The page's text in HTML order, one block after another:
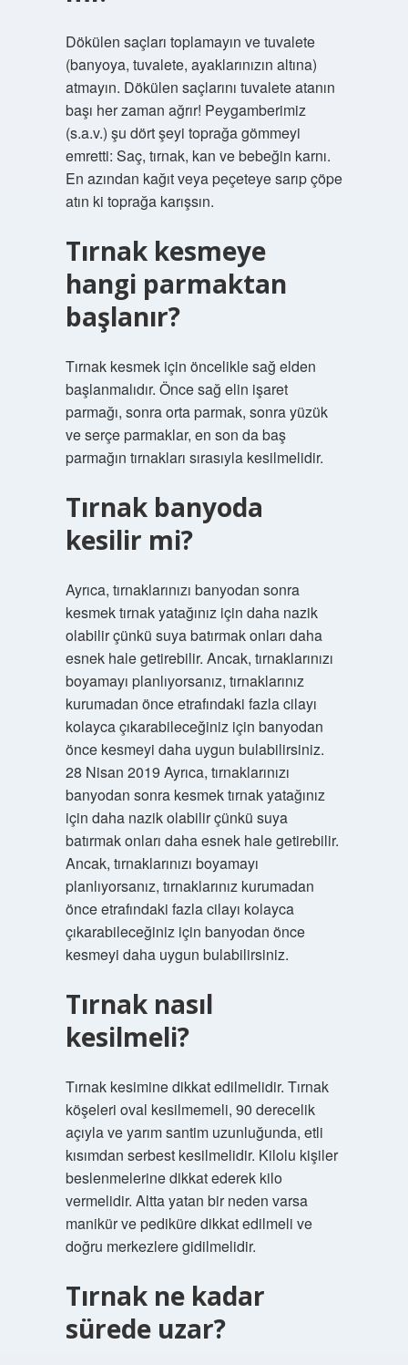
Dökülen saçları toplamayın ve tuvalete
(banyoya, tuvalete, ayaklarınızın altına)
atmayın. Dökülen saçlarını tuvalete atanın
başı her zaman ağrır! Peygamberimiz
(s.a.v.) şu dört şeyi toprağa gömmeyi
emretti: Saç, tırnak, kan ve bebeğin karnı.
En azından kağıt veya peçeteye sarıp çöpe
atın ki toprağa karışsın.
Tırnak kesmeye
hangi parmaktan
başlanır?
Tırnak kesmek için öncelikle sağ elden
başlanmalıdır. Önce sağ elin işaret
parmağı, sonra orta parmak, sonra yüzük
ve serçe parmaklar, en son da baş
parmağın tırnakları sırasıyla kesilmelidir.
Tırnak banyoda
kesilir mi?
Ayrıca, tırnaklarınızı banyodan sonra
kesmek tırnak yatağınız için daha nazik
olabilir çünkü suya batırmak onları daha
esnek hale getirebilir. Ancak, tırnaklarınızı
boyamayı planlıyorsanız, tırnaklarınız
kurumadan önce etrafındaki fazla cilayı
kolayca çıkarabileceğiniz için banyodan
önce kesmeyi daha uygun bulabilirsiniz.
28 Nisan 2019 Ayrıca, tırnaklarınızı
banyodan sonra kesmek tırnak yatağınız
için daha nazik olabilir çünkü suya
batırmak onları daha esnek hale getirebilir.
Ancak, tırnaklarınızı boyamayı
planlıyorsanız, tırnaklarınız kurumadan
önce etrafındaki fazla cilayı kolayca
çıkarabileceğiniz için banyodan önce
kesmeyi daha uygun bulabilirsiniz.
Tırnak nasıl
kesilmeli?
Tırnak kesimine dikkat edilmelidir. Tırnak
köşeleri oval kesilmemeli, 90 derecelik
açıyla ve yarım santim uzunluğunda, etli
kısımdan serbest kesilmelidir. Kilolu kişiler
beslenmelerine dikkat ederek kilo
vermelidir. Altta yatan bir neden varsa
manikür ve pediküre dikkat edilmeli ve
doğru merkezlere gidilmelidir.
Tırnak ne kadar
sürede uzar?